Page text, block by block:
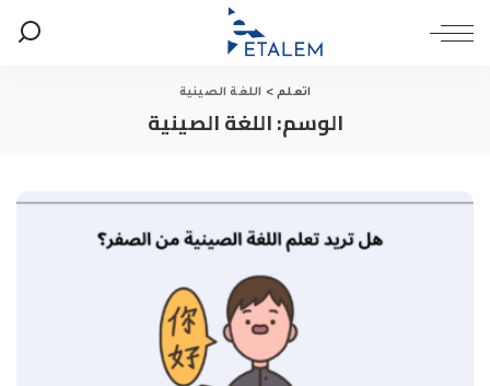
اتعلم> اللغة الصينية
الوسم:اللغة الصينية